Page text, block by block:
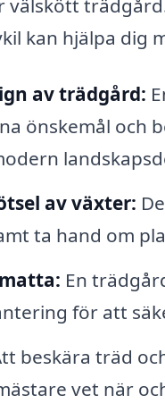
kan hjälpa dig
av trädgård:
önskemål och
av växter:
ta hand om
En
för att
beskära träd
vet när